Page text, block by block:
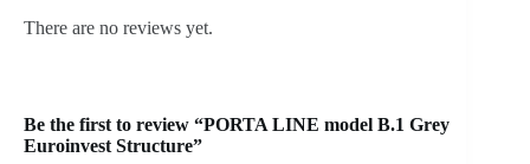
There are no reviews yet.
Be the first to review “PORTA LINE model B.1 Grey
Euroinvest Structure”